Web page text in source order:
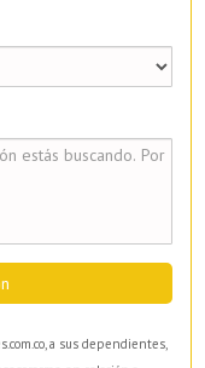
a sus dependientes,